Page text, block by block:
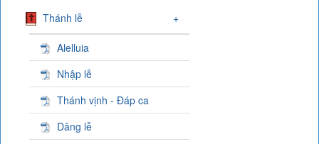
Thánh lễ +
Alelluia
Nhập lễ
Thánh vịnh - Đáp ca
Dâng lễ